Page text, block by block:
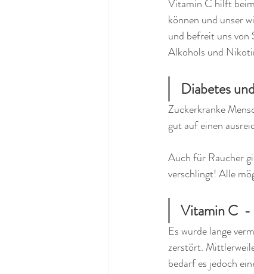
Vitamin C hilft
können und unser
und befreit uns von
Alkohols und
Diabetes
Zuckerkranke
gut auf einen
Auch für Raucher
verschlingt! Alle
Vitamin C  -
Es wurde lange
zerstört.
bedarf es jedoch